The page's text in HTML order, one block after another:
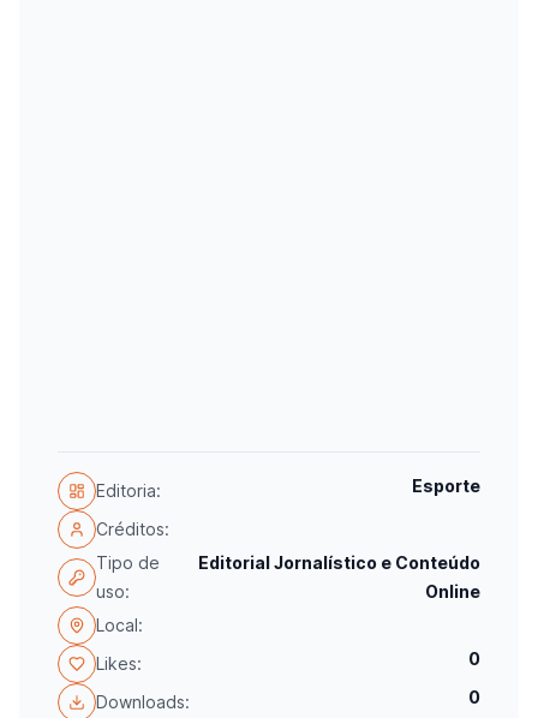
Editoria: Esporte
Créditos:
Tipo de
uso:
Editorial Jornalístico e Conteúdo
Online
Local:
Likes:
0
Downloads: 0